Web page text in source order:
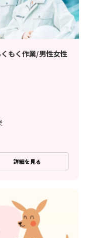
もく作業/男性女性
詳細を見る